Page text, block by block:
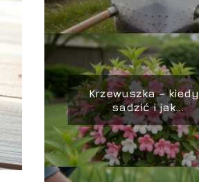
Krzewuszka – kiedy
sadzić i jak
prawidłowo
pielęgnować?